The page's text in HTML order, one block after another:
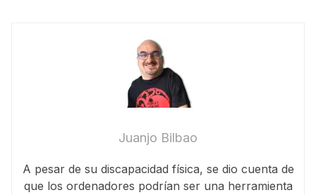
Juanjo Bilbao
A pesar de su discapacidad física, se dio cuenta de
que los ordenadores podrían ser una herramienta